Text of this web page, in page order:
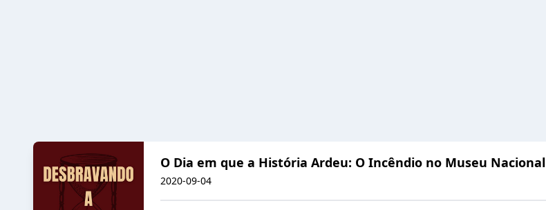
O Dia em que a História Ardeu: O Incêndio no Museu Nacional
2020-09-04